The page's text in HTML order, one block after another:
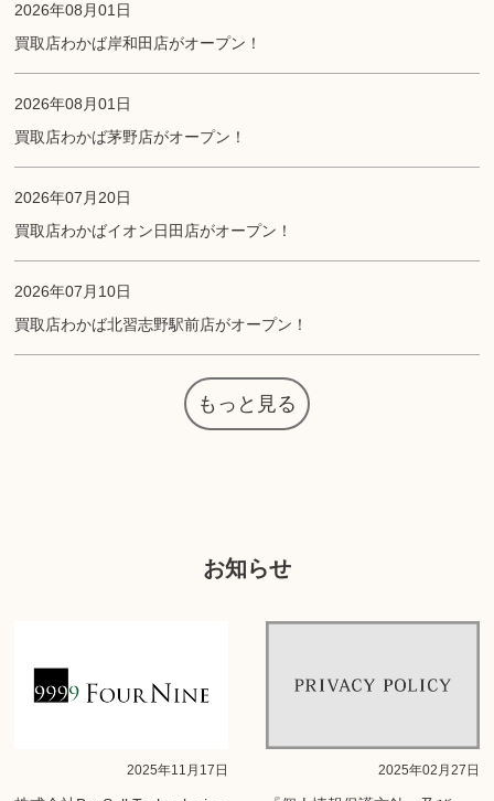
2026年08月01日
買取店わかば岸和田店がオープン！
2026年08月01日
買取店わかば茅野店がオープン！
2026年07月20日
買取店わかばイオン日田店がオープン！
2026年07月10日
買取店わかば北習志野駅前店がオープン！
もっと見る
お知らせ
2025年11月17日 2025年02月27日